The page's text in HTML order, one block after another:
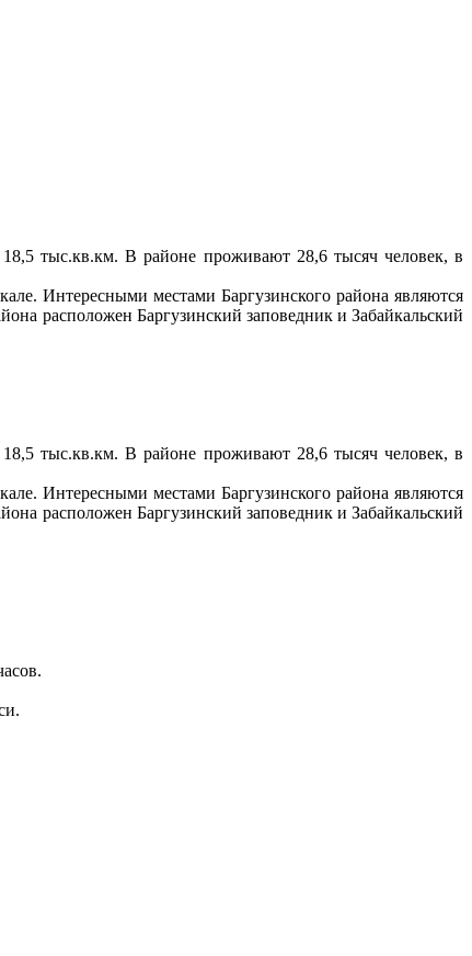
тыс.кв.км. В районе проживают 28,6 тысяч человек, в
Интересными местами Баргузинского района являются
расположен Баргузинский заповедник и Забайкальский
тыс.кв.км. В районе проживают 28,6 тысяч человек, в
Интересными местами Баргузинского района являются
расположен Баргузинский заповедник и Забайкальский